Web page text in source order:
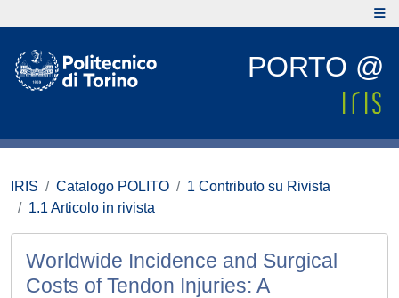
PORTO @
IRIS Catalogo POLITO
1 Contributo su Rivista
1.1 Articolo in rivista
Worldwide Incidence and Surgical
Costs of Tendon Injuries: A